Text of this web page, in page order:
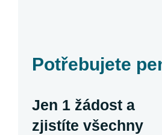
Potřebujete
Jen 1 žádost a
zjistíte všechny